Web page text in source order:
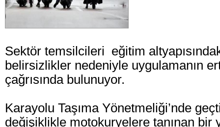
Sektör temsilcileri eğitim
belirsizlikler nedeniyle uygulamanın
çağrısında bulunuyor.
Karayolu Taşıma Yönetmeliği’nde
değişiklikle motokuryelere tanınan bir